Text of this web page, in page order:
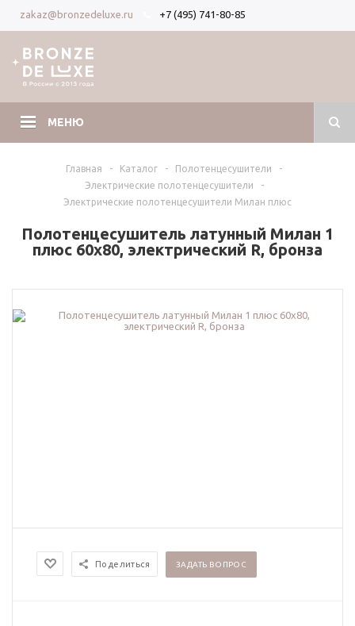
zakaz@bronzedeluxe.ru +7 (495) 741-80-85
МЕНЮ
Главная - Каталог - Полотенцесушители
-
Электрические полотенцесушители
-
Электрические полотенцесушители Милан плюс
Полотенцесушитель латунный Милан 1
плюс 60х80, электрический R, бронза
Поделиться ЗАДАТЬ ВОПРОС